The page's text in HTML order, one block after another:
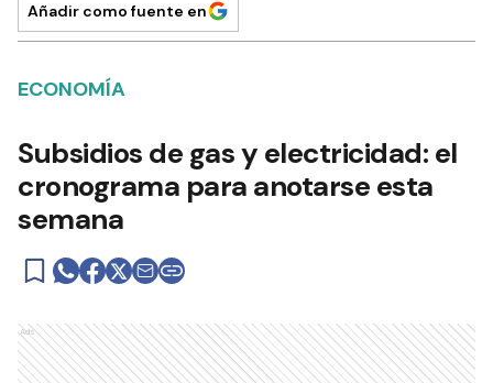
Añadir como fuente en
ECONOMÍA
Subsidios de gas y electricidad: el
cronograma para anotarse esta
semana
Ads